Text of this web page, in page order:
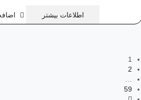
اطلاعات بیشتر
1
2
…
59